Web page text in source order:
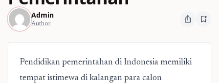
Admin
Author ios_share bookmark_add
Pendidikan pemerintahan di Indonesia memiliki
tempat istimewa di kalangan para calon